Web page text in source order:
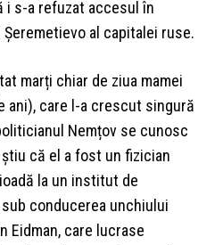
i s-a refuzat accesul în
al capitalei ruse.
marți chiar de ziua mamei
ani), care l-a crescut singură
Nemțov se cunosc
că el a fost un fizician
la un institut de
conducerea unchiului
Eidman, care lucrase